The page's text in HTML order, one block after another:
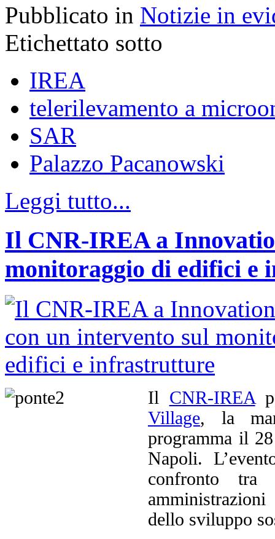
Pubblicato in Notizie in
Etichettato sotto
IREA
telerilevamento a
SAR
Palazzo Pacanowski
Leggi tutto...
Il CNR-IREA a
monitoraggio di edifici e
Il CNR-IREA
Village, la
programma il
Napoli.
confronto tra
dello sviluppo